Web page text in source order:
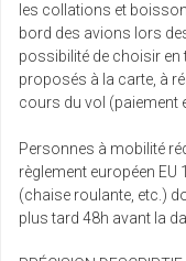
les collations et
bord des avions lors
possibilité de choisir
proposés à la carte, à
cours du vol (paiement
Personnes à mobilité
règlement européen
(chaise roulante, etc.)
plus tard 48h avant la